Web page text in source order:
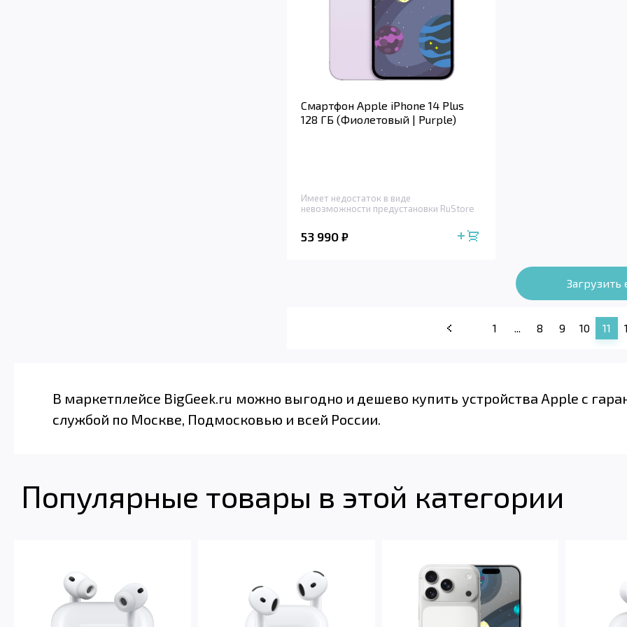
Смартфон Apple iPhone 14 Plus
128 ГБ (Фиолетовый | Purple)
Имеет недостаток в виде
невозможности предустановки RuStore
53 990 ₽
Загрузить
1 ... 8 9 10 11
В маркетплейсе BigGeek.ru можно выгодно и дешево купить устройства Apple с
службой по Москве, Подмосковью и всей России.
Популярные товары в этой категории